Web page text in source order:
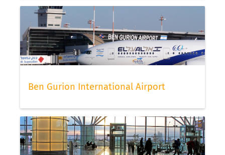
Ben Gurion International Airport